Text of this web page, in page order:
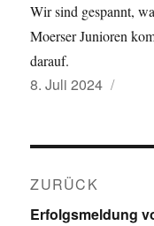
Wir sind gespannt,
Moerser Junioren
darauf.
Veröffentlicht
8. Juli 2024
ZURÜCK
Vorheriger
Erfolgsmeldung